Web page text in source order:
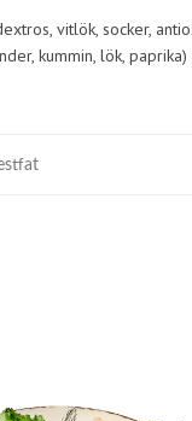
vitlök, socker,
kummin, lök,